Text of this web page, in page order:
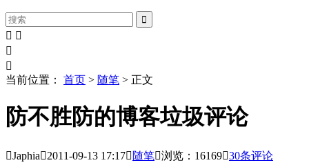

 


当前位置： 首页 > 随笔 > 正文
防不胜防的博客垃圾评论
Japhia2011-09-13 17:17 随笔浏览：1616930条评论